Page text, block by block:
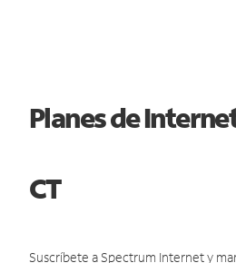
Planes de
CT
Suscríbete a Spectrum Internet y